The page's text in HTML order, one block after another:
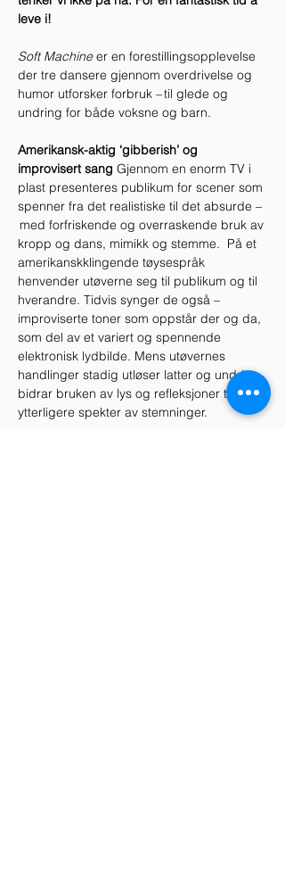
leve i!
Soft Machine er en forestillingsopplevelse
der tre dansere gjennom overdrivelse og
humor utforsker forbruk – til glede og
undring for både voksne og barn.
Amerikansk-aktig ‘gibberish’ og
improvisert sang Gjennom en enorm TV i
plast presenteres publikum for scener som
spenner fra det realistiske til det absurde –
med forfriskende og overraskende bruk av
kropp og dans, mimikk og stemme.  På et
amerikanskklingende tøysespråk
henvender utøverne seg til publikum og til
hverandre. Tidvis synger de også –
improviserte toner som oppstår der og da,
som del av et variert og spennende
elektronisk lydbilde. Mens utøvernes
handlinger stadig utløser latter og undring,
bidrar bruken av lys og refleksjoner til et
ytterligere spekter av stemninger.